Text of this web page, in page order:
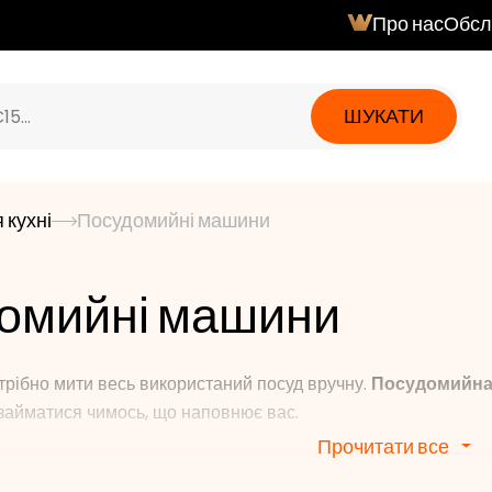
Про нас
ШУКАТИ
Посудомийні машини
машини
мити весь використаний посуд вручну.
чимось, що наповнює вас.
Прочитати все